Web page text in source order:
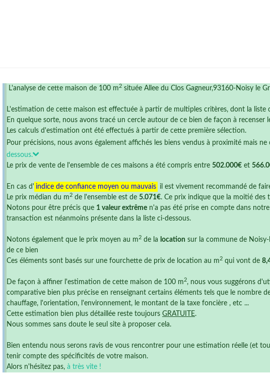
L'analyse de cette maison de 100 m 2 située Allee du Clos Gagneur,93160-Noisy le
L'estimation de cette maison est effectuée à partir de multiples critères, dont la liste
En quelque sorte, nous avons tracé un cercle autour de ce bien de façon à
Les calculs d'estimation ont été effectués à partir de cette première sélection.
Pour précisions, nous avons également affichés les biens vendus à proximité mais
dessous.
Le prix de vente de l'ensemble de ces maisons a été compris entre 502.000€ et
En cas d' indice de confiance moyen ou mauvais il est vivement recommandé de
Le prix médian du m 2 de l'ensemble est de 5.071€. Ce prix indique que la moitié
Notons pour être précis que 1 valeur extrême n'a pas été prise en compte dans
transaction est néanmoins présente dans la liste ci-dessous.
Notons également que le prix moyen au m 2 de la location sur la commune de
de ce bien
Ces éléments sont basés sur une fourchette de prix de location au m 2 qui vont de
De façon à affiner l'estimation de cette maison de 100 m 2, nous vous suggérons
comparative bien plus précise en renseignant certains éléments tels que le nombre
chauffage, l'orientation, l'environnement, le montant de la taxe foncière , etc ...
Cette estimation bien plus détaillée reste toujours GRATUITE.
Nous sommes sans doute le seul site à proposer cela.
Bien entendu nous serons ravis de vous rencontrer pour une estimation réelle (et
tenir compte des spécificités de votre maison.
Alors n'hésitez pas, à très vite !